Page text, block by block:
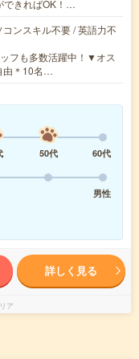
できればOK！…
ンスキル不要 / 英語力不
フも多数活躍中！▼オス
由＊10名…
50代
60代
男性
詳しく見る
ア